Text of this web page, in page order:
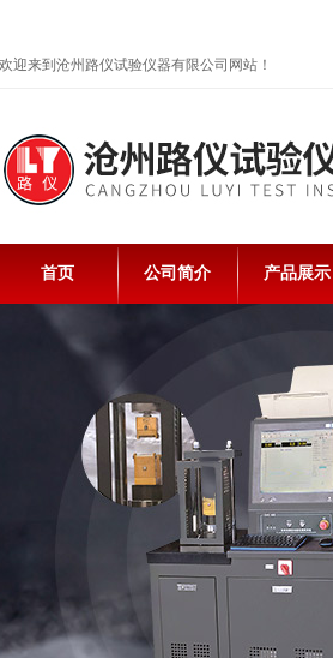
欢迎来到沧州路仪试验仪器有限公司网站！
首页 公司简介 产品展示